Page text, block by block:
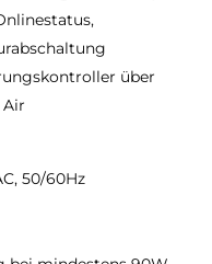
über
Air
50/60Hz